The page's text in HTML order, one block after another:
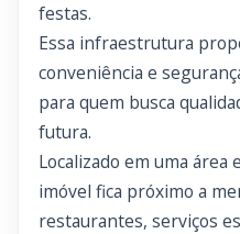
festas.
Essa infraestrutura
conveniência e
para quem busca
futura.
Localizado em uma
imóvel fica próximo a
restaurantes, serviços